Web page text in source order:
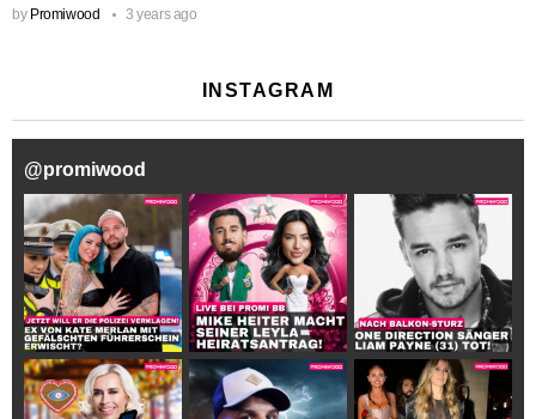
by Promiwood 3 years ago
INSTAGRAM
@promiwood